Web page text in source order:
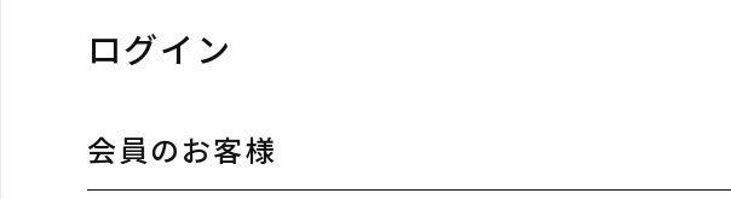
ログイン
会員のお客様